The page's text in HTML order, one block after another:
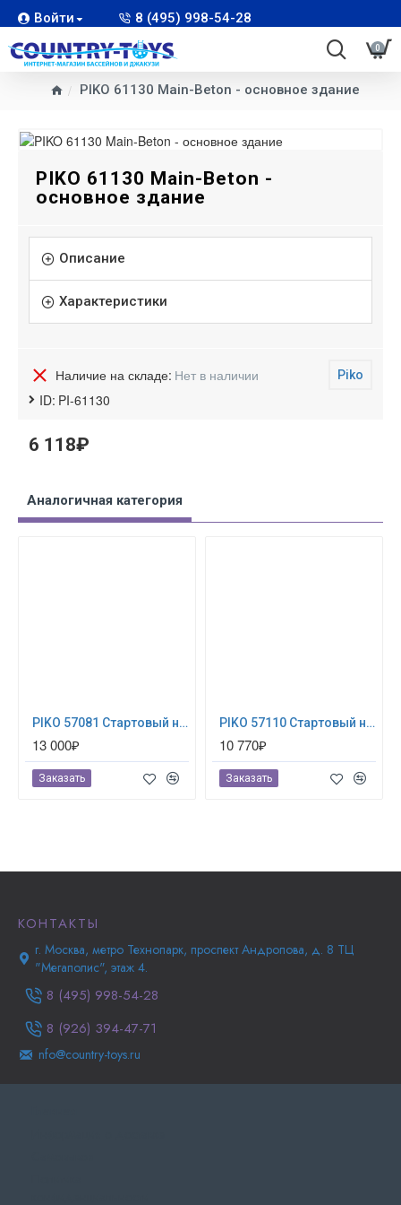
Войти 8 (495) 998-54-28
0
PIKO 61130 Main-Beton - основное здание
PIKO 61130 Main-Beton -
основное здание
Описание
Характеристики
Наличие на складе: Нет в наличии
ID: PI-61130
Piko
6 118₽
Аналогичная категория
PIKO 57081 Стартовый набор"Рождественский поезд"
13 000₽
Заказать
PIKO 57110 Стартовый набор модельной железной дороги «Пассажирский поезд DB»
10 770₽
Заказать
КОНТАКТЫ
г. Москва, метро Технопарк, проспект Андропова, д. 8 ТЦ
"Мегаполис", этаж 4.
8 (495) 998-54-28
8 (926) 394-47-71
nfo@country-toys.ru